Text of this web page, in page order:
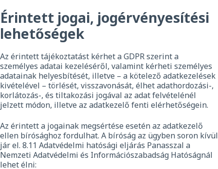
Érintett jogai, jogérvényesítési
lehetőségek
Az érintett tájékoztatást kérhet a GDPR szerint a
személyes adatai kezeléséről, valamint kérheti személyes
adatainak helyesbítését, illetve – a kötelező adatkezelések
kivételével – törlését, visszavonását, élhet adathordozási-,
korlátozás-, és tiltakozási jogával az adat felvételénél
jelzett módon, illetve az adatkezelő fenti elérhetőségein.
Az érintett a jogainak megsértése esetén az adatkezelő
ellen bírósághoz fordulhat. A bíróság az ügyben soron kívül
jár el. 8.11 Adatvédelmi hatósági eljárás Panasszal a
Nemzeti Adatvédelmi és Információszabadság Hatóságnál
lehet élni: